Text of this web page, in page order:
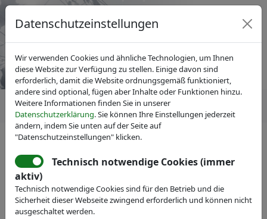
IVAM Fachverband für Mikrotechnik
Veranstaltungen
Zünd Precision Optics
Datenschutzeinstellungen
Wir verwenden Cookies und ähnliche Technologien, um Ihnen
diese Website zur Verfügung zu stellen. Einige davon sind
erforderlich, damit die Website ordnungsgemäß funktioniert,
andere sind optional, fügen aber Inhalte oder Funktionen hinzu.
Weitere Informationen finden Sie in unserer
Datenschutzerklärung. Sie können Ihre Einstellungen jederzeit
ändern, indem Sie unten auf der Seite auf
"Datenschutzeinstellungen" klicken.
Technisch notwendige Cookies (immer
aktiv)
Technisch notwendige Cookies sind für den Betrieb und die
Sicherheit dieser Webseite zwingend erforderlich und können nicht
ausgeschaltet werden.